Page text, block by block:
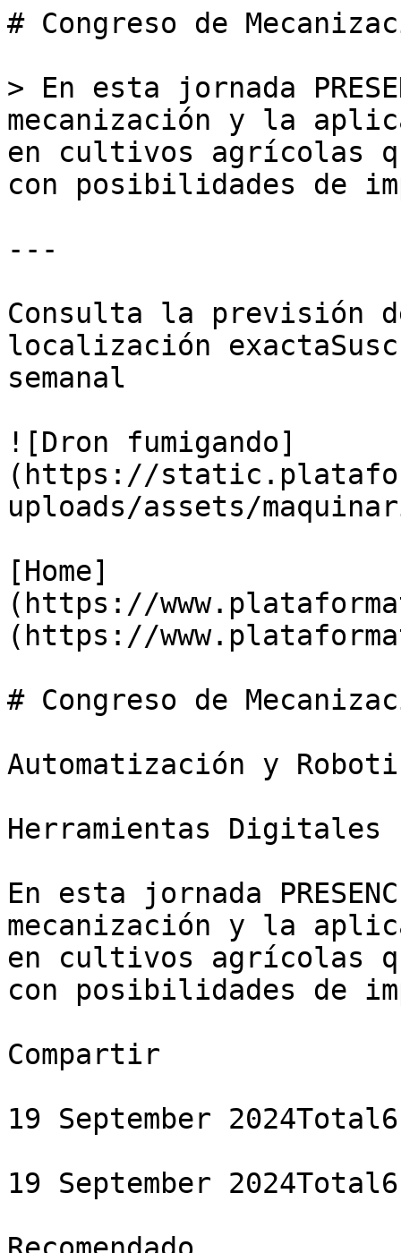
# Congreso de
> En esta jornada
mecanización y la
en cultivos agrícolas
con posibilidades de
---
Consulta la previsión
localización
semanal
![Dron fumigando]
(https://
uploads/assets/
[Home]
(https://
(https://
# Congreso de
Automatización y
Herramientas Digitales
En esta jornada
mecanización y la
en cultivos agrícolas
con posibilidades de
Compartir
19 September
19 September